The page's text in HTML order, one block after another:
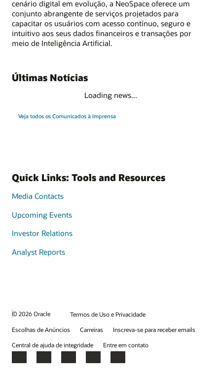
cenário digital em evolução, a NeoSpace oferece um
conjunto abrangente de serviços projetados para
capacitar os usuários com acesso contínuo, seguro e
intuitivo aos seus dados financeiros e transações por
meio de Inteligência Artificial.
Últimas Notícias
Loading news...
Veja todos os Comunicados à Imprensa
Quick Links: Tools and Resources
Media Contacts
Upcoming Events
Investor Relations
Analyst Reports
© 2026 Oracle
Termos de Uso e Privacidade
Escolhas de Anúncios
Carreiras
Inscreva-se para receber emails
Central de ajuda de integridade
Entre em contato
Facebook
X LinkedInYouTubeInstagram